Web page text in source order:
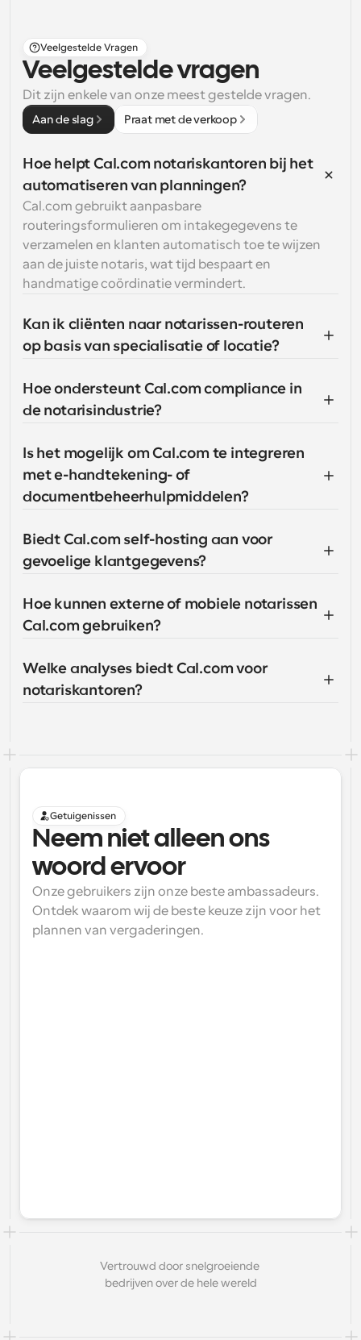
Veelgestelde Vragen
Veelgestelde vragen
Dit zijn enkele van onze meest gestelde vragen.
Aan de slag Praat met de verkoop
Hoe helpt Cal.com notariskantoren bij het
automatiseren van planningen?
Cal.com gebruikt aanpasbare
routeringsformulieren om intakegegevens te
verzamelen en klanten automatisch toe te wijzen
aan de juiste notaris, wat tijd bespaart en
handmatige coördinatie vermindert.
Kan ik cliënten naar notarissen-routeren
op basis van specialisatie of locatie?
Hoe ondersteunt Cal.com compliance in
de notarisindustrie?
Is het mogelijk om Cal.com te integreren
met e-handtekening- of
documentbeheerhulpmiddelen?
Biedt Cal.com self-hosting aan voor
gevoelige klantgegevens?
Hoe kunnen externe of mobiele notarissen
Cal.com gebruiken?
Welke analyses biedt Cal.com voor
notariskantoren?
Getuigenissen
Neem niet alleen ons
woord ervoor
Onze gebruikers zijn onze beste ambassadeurs.
Ontdek waarom wij de beste keuze zijn voor het
plannen van vergaderingen.
Vertrouwd door snelgroeiende
bedrijven over de hele wereld